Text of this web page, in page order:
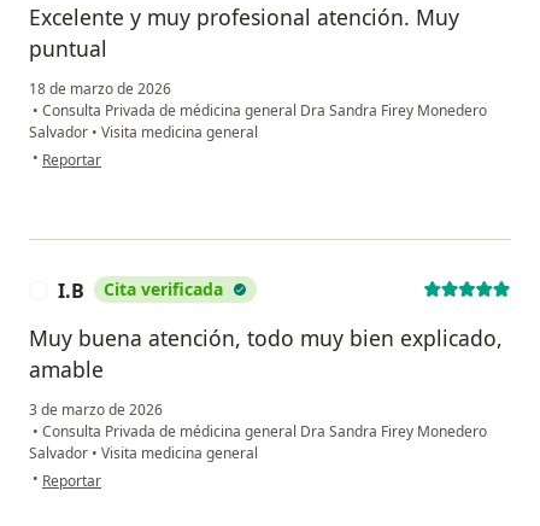
Excelente y muy profesional atención. Muy
puntual
18 de marzo de 2026
• Consulta Privada de médicina general Dra Sandra Firey Monedero
Salvador • Visita medicina general
• en opinión del usuario Hcardona
Reportar
I.B Cita verificada
Muy buena atención, todo muy bien explicado,
amable
3 de marzo de 2026
• Consulta Privada de médicina general Dra Sandra Firey Monedero
Salvador • Visita medicina general
• en opinión del usuario I.B
Reportar